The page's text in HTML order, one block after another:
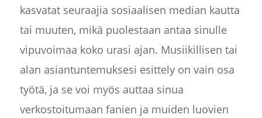
kasvatat seuraajia sosiaalisen median kautta
tai muuten, mikä puolestaan antaa sinulle
vipuvoimaa koko urasi ajan. Musiikillisen tai
alan asiantuntemuksesi esittely on vain osa
työtä, ja se voi myös auttaa sinua
verkostoitumaan fanien ja muiden luovien